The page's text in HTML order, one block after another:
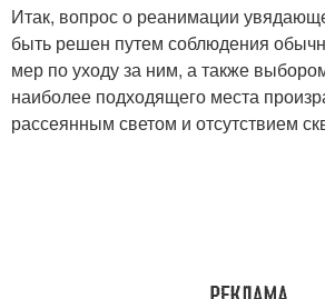
Итак, вопрос о реанимации
быть решен путем соблюдения
мер по уходу за ним, а также
наиболее подходящего места
рассеянным светом и отсутствием